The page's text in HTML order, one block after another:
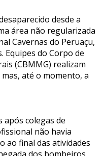
desde a
área não regularizada
Cavernas do Peruaçu,
Equipes do Corpo de
(CBMMG) realizam
até o momento, a
colegas de
não havia
ao final das atividades